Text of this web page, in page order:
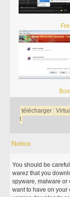
télécharger
t
Notice
You should be
warez that you
spyware, malware or
want to have on your